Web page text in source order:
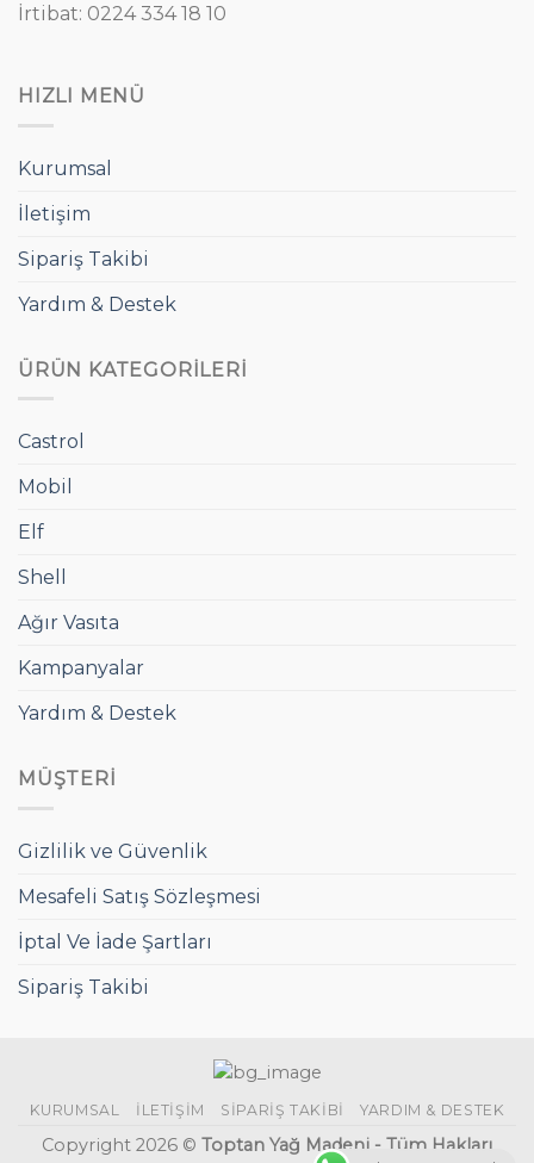
İrtibat: 0224 334 18 10
HIZLI MENÜ
Kurumsal
İletişim
Sipariş Takibi
Yardım & Destek
ÜRÜN KATEGORILERI
Castrol
Mobil
Elf
Shell
Ağır Vasıta
Kampanyalar
Yardım & Destek
MÜŞTERI
Gizlilik ve Güvenlik
Mesafeli Satış Sözleşmesi
İptal Ve İade Şartları
Sipariş Takibi
KURUMSAL İLETIŞIM SIPARIŞ TAKIBI YARDIM & DESTEK
Copyright 2026 © Toptan Yağ Madeni - Tüm Hakları